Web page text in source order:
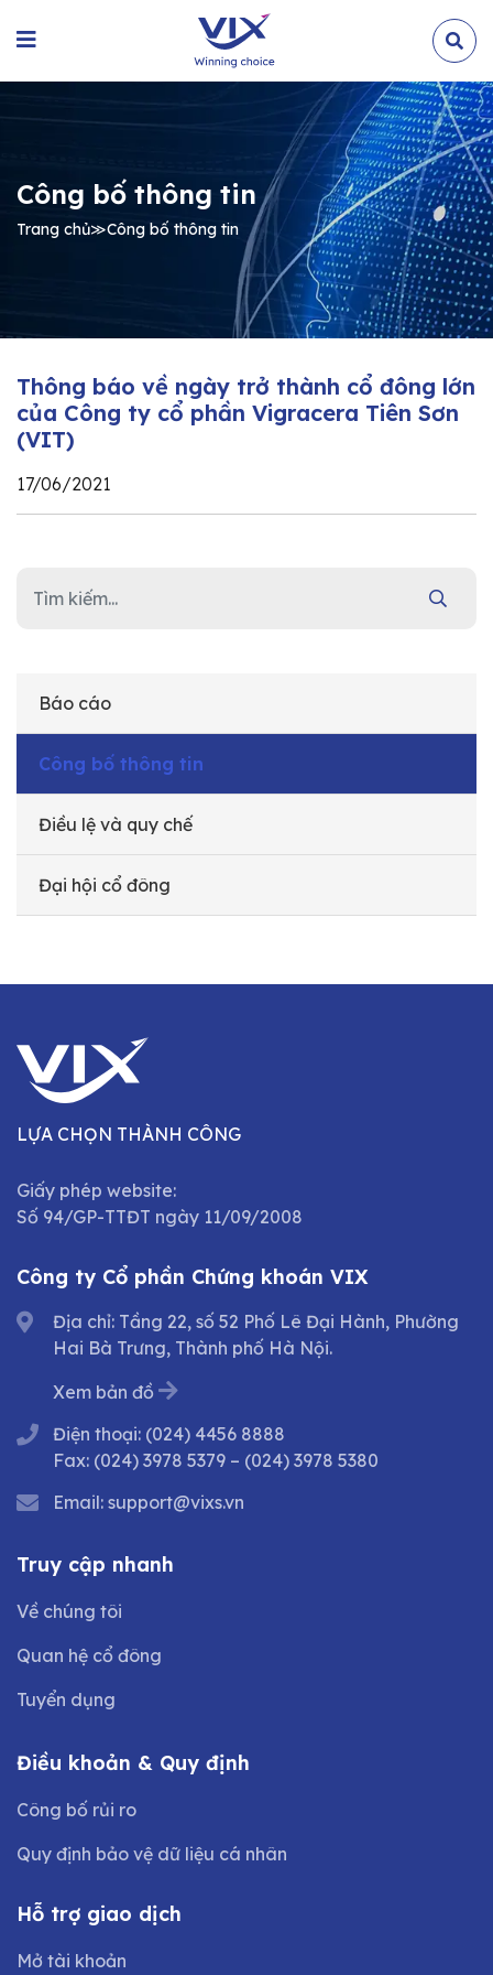
Công bố thông tin
Trang chủ≫Công bố thông tin
Báo cáo
Công bố thông tin
Điều lệ và quy chế
Đại hội cổ đông
Thông báo về ngày trở thành cổ đông lớn
của Công ty cổ phần Vigracera Tiên Sơn
(VIT)
17/06/2021
LỰA CHỌN THÀNH CÔNG
Giấy phép website:
Số 94/GP-TTĐT ngày 11/09/2008
Công ty Cổ phần Chứng khoán VIX
Địa chỉ: Tầng 22, số 52 Phố Lê Đại Hành, Phường
Hai Bà Trưng, Thành phố Hà Nội.
Xem bản đồ
Điện thoại: (024) 4456 8888
Fax: (024) 3978 5379 – (024) 3978 5380
Email: support@vixs.vn
Truy cập nhanh
Về chúng tôi
Quan hệ cổ đông
Tuyển dụng
Điều khoản & Quy định
Công bố rủi ro
Quy định bảo vệ dữ liệu cá nhân
Hỗ trợ giao dịch
Mở tài khoản